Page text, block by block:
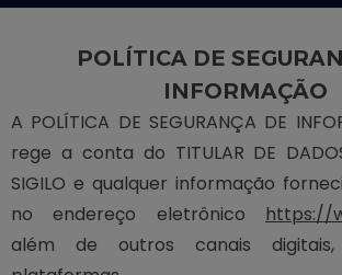
POLÍTICA DE
INFORMAÇÃO
A POLÍTICA DE SEGURANÇA DE
rege a conta do TITULAR DE
SIGILO e qualquer informação
no endereço eletrônico https://
além de outros canais